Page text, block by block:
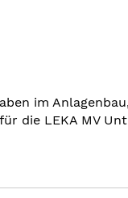
im
die LEKA MV